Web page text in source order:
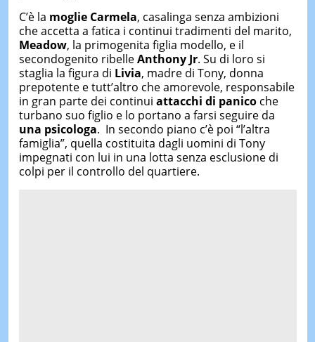
C’è la moglie Carmela, casalinga senza ambizioni
che accetta a fatica i continui tradimenti del marito,
Meadow, la primogenita figlia modello, e il
secondogenito ribelleAnthony Jr. Su di loro si
staglia la figura di Livia, madre di Tony, donna
prepotente e tutt’altro che amorevole, responsabile
in gran parte dei continui attacchi di panicoche
turbano suo figlio e lo portano a farsi seguire da
una psicologa. In secondo piano c’è poi “l’altra
famiglia”, quella costituita dagli uomini di Tony
impegnati con lui in una lotta senza esclusione di
colpi per il controllo del quartiere.